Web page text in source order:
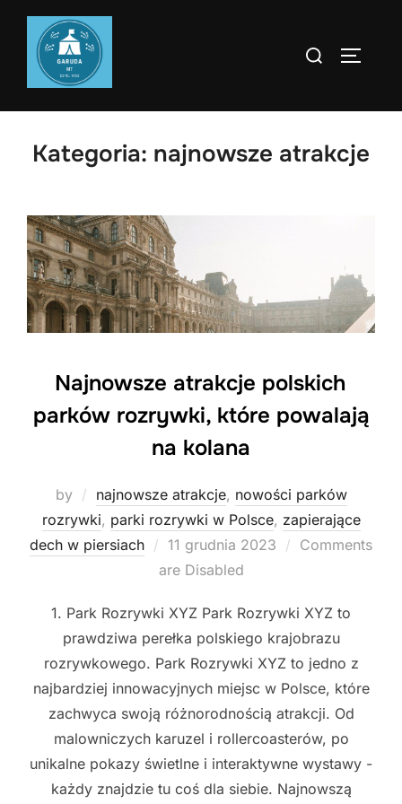
Skip
content
Search
Kategoria: najnowsze atrakcje
Najnowsze atrakcje polskich
parków rozrywki, które powalają
na kolana
by najnowsze atrakcje, nowości parków
rozrywki, parki rozrywki w Polsce, zapierające
dech w piersiach
Posted
on
11 grudnia 2023
Comments
are Disabled
1. Park Rozrywki XYZ Park Rozrywki XYZ to
prawdziwa perełka polskiego krajobrazu
rozrywkowego. Park Rozrywki XYZ to jedno z
najbardziej innowacyjnych miejsc w Polsce, które
zachwyca swoją różnorodnością atrakcji. Od
malowniczych karuzel i rollercoasterów, po
unikalne pokazy świetlne i interaktywne wystawy -
każdy znajdzie tu coś dla siebie. Najnowszą